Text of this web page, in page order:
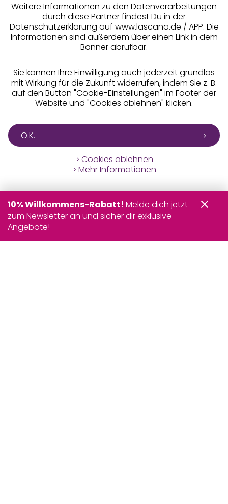
Weitere Informationen zu den Datenverarbeitungen
durch diese Partner findest Du in der
Datenschutzerklärung auf www.lascana.de / APP. Die
Informationen sind außerdem über einen Link in dem
Banner abrufbar.
Sie können Ihre Einwilligung auch jederzeit grundlos
mit Wirkung für die Zukunft widerrufen, indem Sie z. B.
auf den Button "Cookie-Einstellungen" im Footer der
Website und "Cookies ablehnen" klicken.
O.K.
Cookies ablehnen
Mehr Informationen
10% Willkommens-Rabatt! Melde dich jetzt
zum Newsletter an und sicher dir exklusive
Angebote!